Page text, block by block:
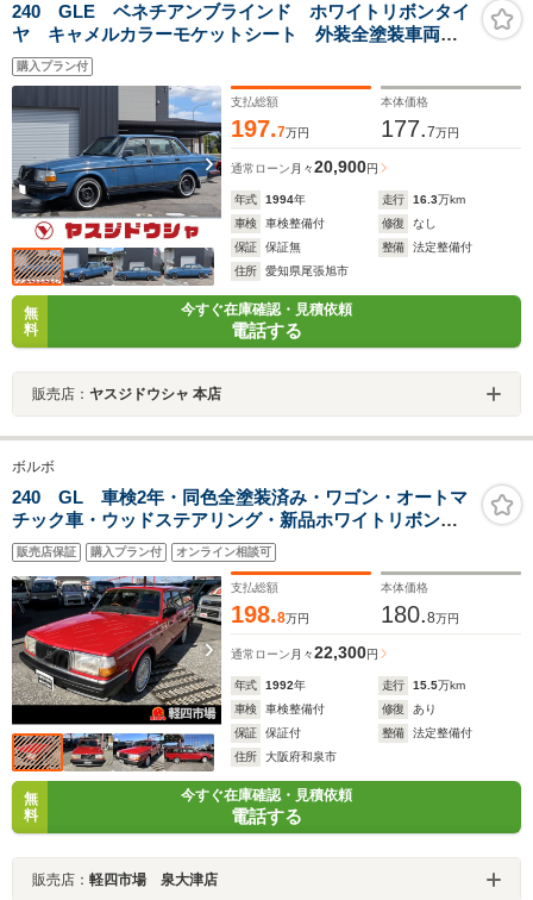
240 GLE ベネチアンブラインド ホワイトリボンタイ
ヤ キャメルカラーモケットシート 外装全塗装車両
社外オーディオ Bluetooth接続 ETC車載器 カーセン
サー認定済
購入プラン付
支払総額
197.7万円
本体価格
177.7万円
通常ローン 月々20,900円
年式 1994年 走行 16.3万km
車検
車検整備付 修復
なし
保証
保証無 整備
法定整備付
住所
愛知県尾張旭市
無
料
今すぐ在庫確認・見積依頼
電話する
販売店： ヤスジドウシャ 本店
ボルボ
240 GL 車検2年・同色全塗装済み・ワゴン・オートマ
チック車・ウッドステアリング・新品ホワイトリボンタ
イヤ・ETC・エアコン・パワステ・パワーウィンドウ
販売店保証 購入プラン付 オンライン相談可
支払総額
198.8万円
本体価格
180.8万円
通常ローン 月々22,300円
年式 1992年 走行 15.5万km
車検
車検整備付 修復
あり
保証
保証付 整備
法定整備付
住所
大阪府和泉市
無
料
今すぐ在庫確認・見積依頼
電話する
販売店： 軽四市場 泉大津店